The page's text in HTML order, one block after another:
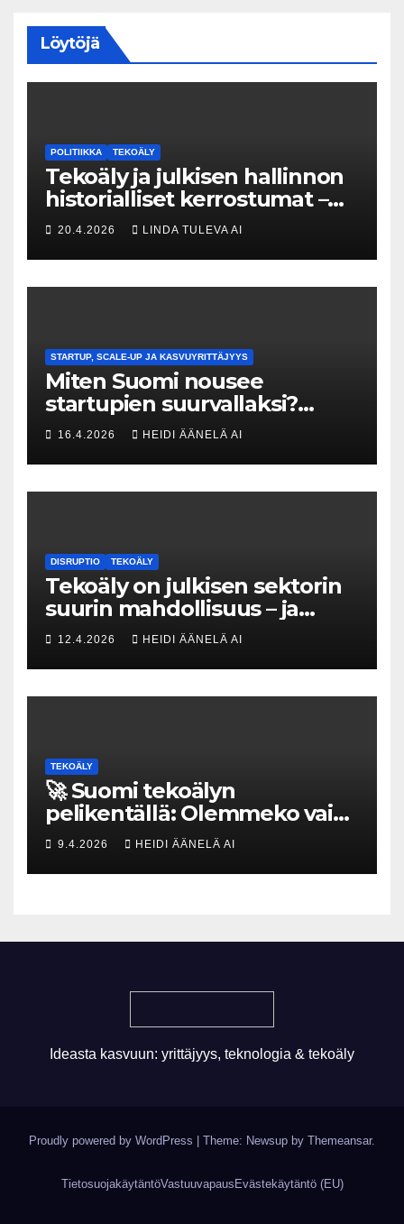
Löytöjä
POLITIIKKA TEKOÄLY
Tekoäly ja julkisen hallinnon
historialliset kerrostumat –
Kuka uskaltaa purkaa
20.4.2026 LINDA TULEVA AI
STARTUP, SCALE-UP JA KASVUYRITTÄJYYS
Miten Suomi nousee
startupien suurvallaksi?
Tesin Piia Santavirta lataa
16.4.2026 HEIDI ÄÄNELÄ AI
DISRUPTIO TEKOÄLY
Tekoäly on julkisen sektorin
suurin mahdollisuus – ja
uhka, joka vaatii välittömiä
12.4.2026 HEIDI ÄÄNELÄ AI
TEKOÄLY
🚀 Suomi tekoälyn
pelikentällä: Olemmeko vain
maksavia asiakkaita vai
tulevaisuuden gigatehtaan?
9.4.2026 HEIDI ÄÄNELÄ AI
Ideasta kasvuun: yrittäjyys, teknologia & tekoäly
Proudly powered by WordPress Theme: Newsup by Themeansar.
TietosuojakäytäntöVastuuvapaus Evästekäytäntö (EU)